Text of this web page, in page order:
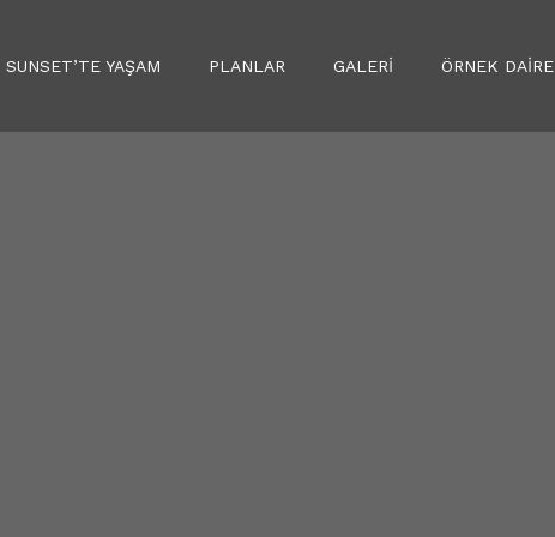
SUNSET’TE YAŞAM PLANLAR GALERİ ÖRNEK DAİRE